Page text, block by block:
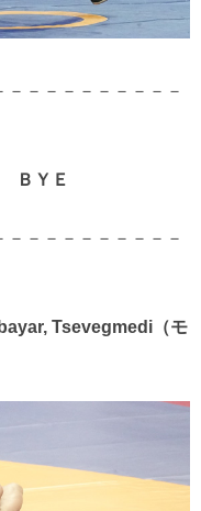
－－－－－－－－－
ＢＹＥ
－－－－－－－－－
Tsevegmedi（モ